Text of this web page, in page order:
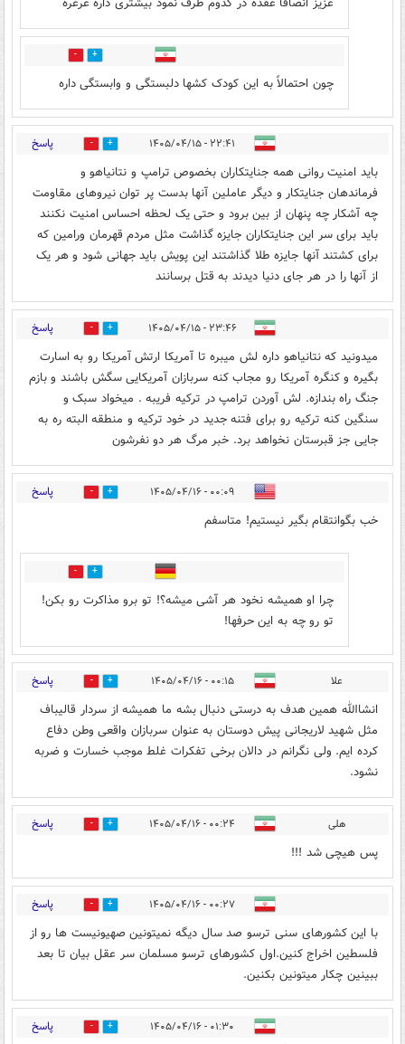
0
چون احتمالاً به این کودک کشها دلبستگی و وابستگی داره
۲۲:۴۱ - ۱۴۰۵/۰۴/۱۵ 5 پاسخ
باید امنیت روانی همه جنایتکاران بخصوص ترامپ و نتانیاهو و
فرماندهان جنایتکار و دیگر عاملین آنها بدست پر توان نیروهای مقاومت
چه آشکار چه پنهان از بین برود و حتی یک لحظه احساس امنیت نکنند
باید برای سر این جنایتکاران جایزه گذاشت مثل مردم قهرمان ورامین که
برای کشتند آنها جایزه طلا گذاشتند این پویش باید جهانی شود و هر یک
از آنها را در هر جای دنیا دیدند به قتل برسانند
۲۳:۴۶ - ۱۴۰۵/۰۴/۱۵ 0 پاسخ
میدونید که نتانیاهو داره لش میبره تا آمریکا ارتش آمریکا رو به اسارت
بگیره و کنگره آمریکا رو مجاب کنه سربازان آمریکایی سگش باشند و بازم
جنگ راه بندازه. لش آوردن ترامپ در ترکیه فریبه . میخواد سبک و
سنگین کنه ترکیه رو برای فتنه جدید در خود ترکیه و منطقه البته ره به
جایی جز قبرستان نخواهد برد. خبر مرگ هر دو نفرشون
۰۰:۰۹ - ۱۴۰۵/۰۴/۱۶ 13 پاسخ
خب بگو‌انتقام بگیر نیستیم! متاسفم
0
چرا او همیشه نخود هر آشی میشه؟! تو برو مذاکرت رو بکن!
تو رو چه به این حرفها!
علا ۰۰:۱۵ - ۱۴۰۵/۰۴/۱۶ 0 پاسخ
انشاالله همین هدف به درستی دنبال بشه ما همیشه از سردار قالیباف
مثل شهید لاریجانی پیش دوستان به عنوان سربازان واقعی وطن دفاع
کرده ایم. ولی نگرانم در دالان برخی تفکرات غلط موجب خسارت و ضربه
نشود.
هلی ۰۰:۲۴ - ۱۴۰۵/۰۴/۱۶ 6 پاسخ
پس هیچی شد !!!
۰۰:۲۷ - ۱۴۰۵/۰۴/۱۶ 0 پاسخ
با این کشورهای سنی ترسو صد سال دیگه نمیتونین صهیونیست ها رو از
فلسطین اخراج کنین.اول کشورهای ترسو مسلمان سر عقل بیان تا بعد
ببینین چکار میتونین بکنین.
۰۱:۳۰ - ۱۴۰۵/۰۴/۱۶ 2 پاسخ